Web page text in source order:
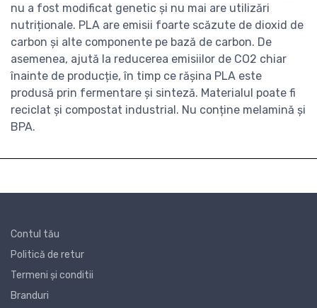
nu a fost modificat genetic și nu mai are utilizări
nutriționale. PLA are emisii foarte scăzute de dioxid de
carbon și alte componente pe bază de carbon. De
asemenea, ajută la reducerea emisiilor de CO2 chiar
înainte de producție, în timp ce rășina PLA este
produsă prin fermentare și sinteză. Materialul poate fi
reciclat și compostat industrial. Nu conține melamină și
BPA.
Contul tău
Politică de retur
Termeni și conditii
Branduri